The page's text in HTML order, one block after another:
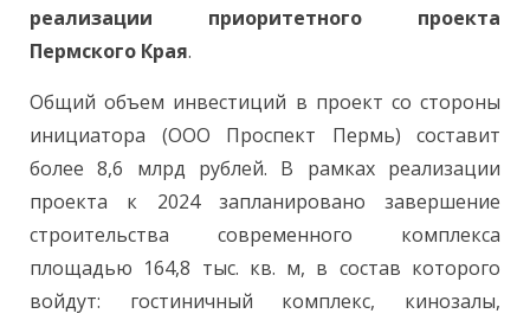
реализации приоритетного проекта
Пермского Края.
Общий объем инвестиций в проект со стороны
инициатора (ООО Проспект Пермь) составит
более 8,6 млрд рублей. В рамках реализации
проекта к 2024 запланировано завершение
строительства современного комплекса
площадью 164,8 тыс. кв. м, в состав которого
войдут: гостиничный комплекс, кинозалы,